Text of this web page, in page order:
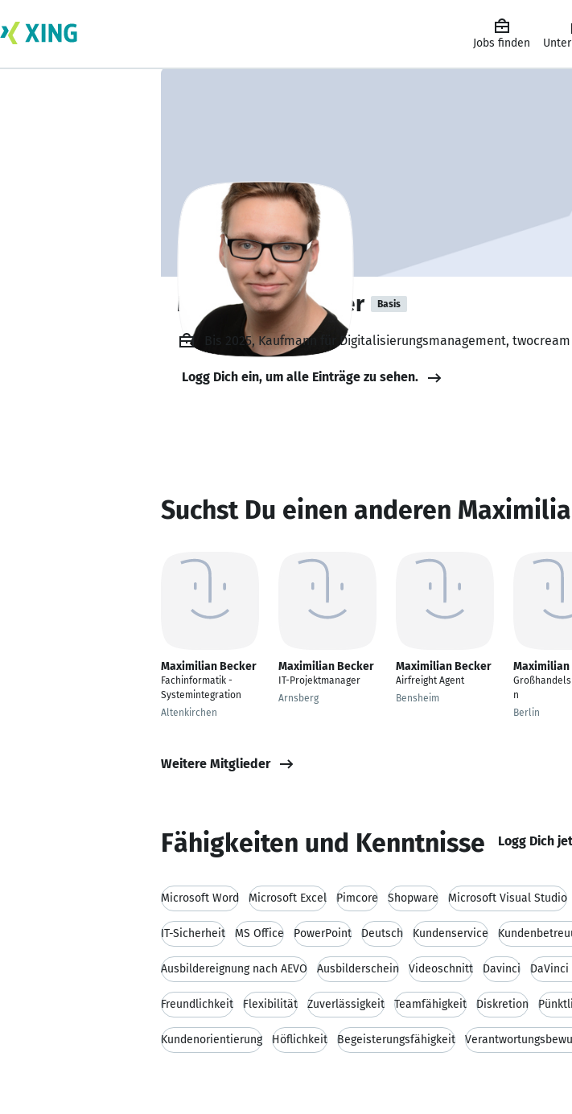
Jobs finden
Maximilian Becker Basis
Bis 2025, Kaufmann für Digitalisierungsmanagement,
Logg Dich ein, um alle Einträge zu sehen.
Suchst Du einen anderen
Maximilian Becker
Fachinformatik -
Systemintegration
Altenkirchen
Maximilian Becker
IT-Projektmanager
Arnsberg
Maximilian Becker
Airfreight Agent
Bensheim
Maximilian
n
Berlin
Weitere Mitglieder
Fähigkeiten und Kenntnisse Logg Dich
Microsoft Word Microsoft Excel Pimcore Shopware Microsoft Visual Studio
IT-Sicherheit MS Office PowerPoint Deutsch Kundenservice
Ausbildereignung nach AEVO Ausbilderschein Videoschnitt Davinci DaVinci
Freundlichkeit Flexibilität Zuverlässigkeit Teamfähigkeit Diskretion
Kundenorientierung Höflichkeit Begeisterungsfähigkeit